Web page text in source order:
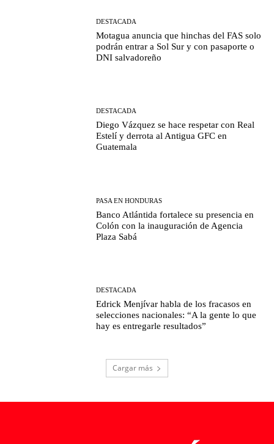
DESTACADA
Motagua anuncia que hinchas del FAS solo
podrán entrar a Sol Sur y con pasaporte o
DNI salvadoreño
DESTACADA
Diego Vázquez se hace respetar con Real
Estelí y derrota al Antigua GFC en
Guatemala
PASA EN HONDURAS
Banco Atlántida fortalece su presencia en
Colón con la inauguración de Agencia
Plaza Sabá
DESTACADA
Edrick Menjívar habla de los fracasos en
selecciones nacionales: “A la gente lo que
hay es entregarle resultados”
Cargar más